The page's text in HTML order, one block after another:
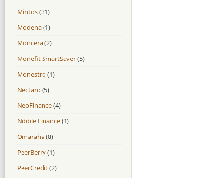
Mintos(31)
Modena(1)
Moncera(2)
Monefit SmartSaver(5)
Monestro (1)
Nectaro (5)
NeoFinance(4)
Nibble Finance(1)
Omaraha(8)
PeerBerry(1)
PeerCredit(2)